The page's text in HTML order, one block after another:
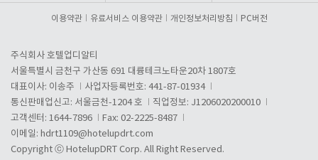
이용약관 유료서비스 이용약관 개인정보처리방침 PC버전
주식회사 호텔업디알티
서울특별시 금천구 가산동 691 대륭테크노타운20차 1807호
대표이사: 이송주
사업자등록번호: 441-87-01934
통신판매업신고: 서울금천-1204 호
직업정보: J1206020200010
고객센터: 1644-7896
Fax: 02-2225-8487
이메일: hdrt1109@hotelupdrt.com
Copyright ⓒ HotelupDRT Corp. All Right Reserved.